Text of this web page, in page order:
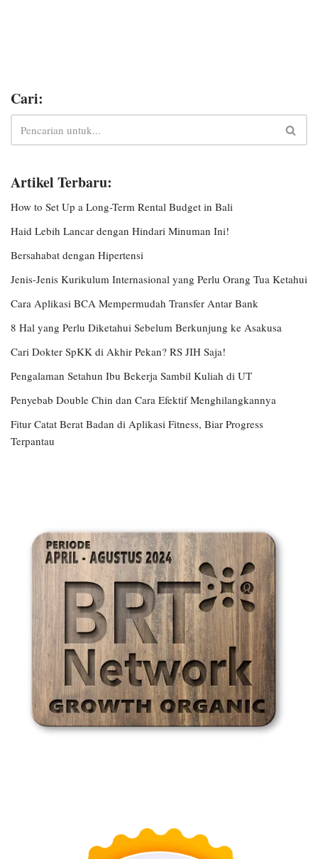
Cari:
Artikel Terbaru:
How to Set Up a Long-Term Rental Budget in Bali
Haid Lebih Lancar dengan Hindari Minuman Ini!
Bersahabat dengan Hipertensi
Jenis-Jenis Kurikulum Internasional yang Perlu Orang Tua Ketahui
Cara Aplikasi BCA Mempermudah Transfer Antar Bank
8 Hal yang Perlu Diketahui Sebelum Berkunjung ke Asakusa
Cari Dokter SpKK di Akhir Pekan? RS JIH Saja!
Pengalaman Setahun Ibu Bekerja Sambil Kuliah di UT
Penyebab Double Chin dan Cara Efektif Menghilangkannya
Fitur Catat Berat Badan di Aplikasi Fitness, Biar Progress
Terpantau